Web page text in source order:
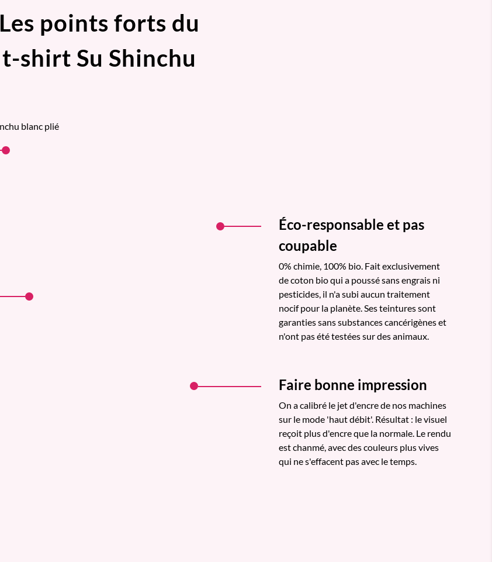
Les points forts du
t-shirt Su Shinchu
Éco-responsable et pas
coupable
0% chimie, 100% bio. Fait exclusivement
de coton bio qui a poussé sans engrais ni
pesticides, il n'a subi aucun traitement
nocif pour la planète. Ses teintures sont
garanties sans substances cancérigènes et
n'ont pas été testées sur des animaux.
Faire bonne impression
On a calibré le jet d'encre de nos machines
sur le mode 'haut débit'. Résultat : le visuel
reçoit plus d'encre que la normale. Le rendu
est chanmé, avec des couleurs plus vives
qui ne s'effacent pas avec le temps.